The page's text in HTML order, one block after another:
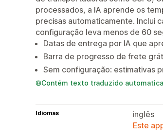
processados, a IA aprende os
precisas automaticamente. Inclui
configuração leva menos de 60
Datas de entrega por IA que
Barra de progresso de frete
Sem configuração: estimativas
Contém texto traduzido
Idiomas
inglês
Este